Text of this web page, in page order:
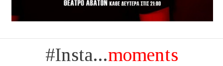
#Insta...moments